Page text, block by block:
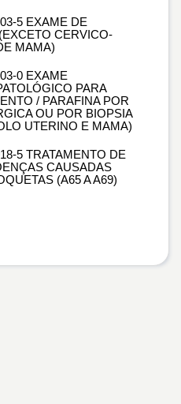
5 EXAME DE
CERVICO-
MAMA)
0 EXAME
PARA
/ PARAFINA POR
OU POR BIOPSIA
UTERINO E MAMA)
5 TRATAMENTO DE
CAUSADAS
(A65 A A69)